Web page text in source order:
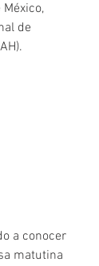
de
a conocer
matutina